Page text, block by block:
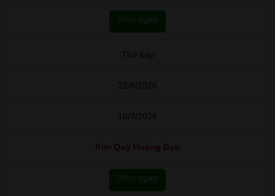
Xem ngay
Thứ bảy
22/8/2026
10/7/2026
Kim Quỹ Hoàng Đạo
Xem ngay